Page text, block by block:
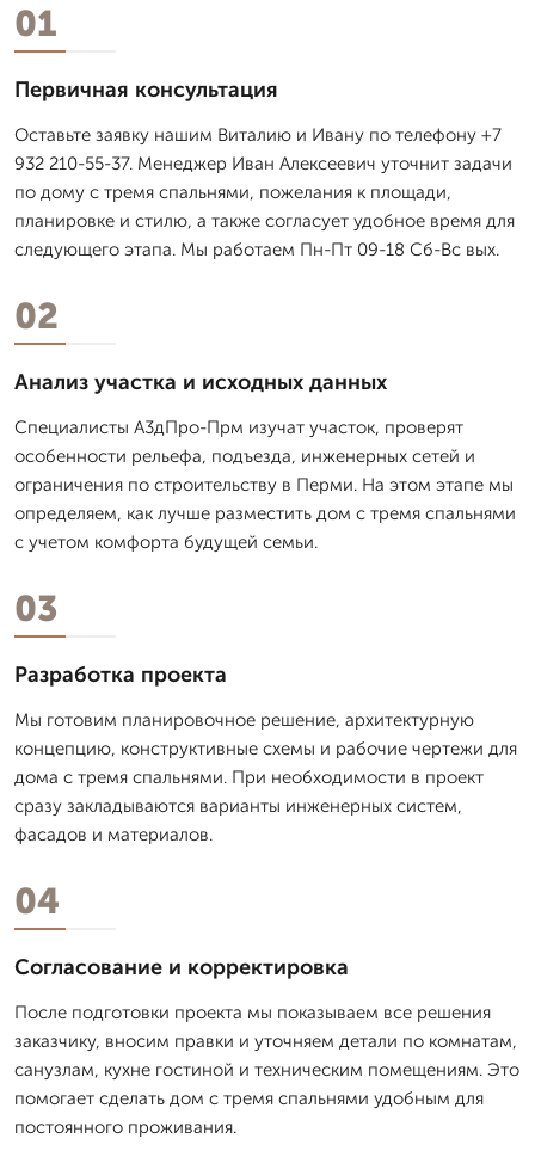
01
Первичная консультация
Оставьте заявку нашим Виталию и Ивану по телефону +7
932 210-55-37. Менеджер Иван Алексеевич уточнит задачи
по дому с тремя спальнями, пожелания к площади,
планировке и стилю, а также согласует удобное время для
следующего этапа. Мы работаем Пн-Пт 09-18 Сб-Вс вых.
02
Анализ участка и исходных данных
Специалисты А3дПро-Прм изучат участок, проверят
особенности рельефа, подъезда, инженерных сетей и
ограничения по строительству в Перми. На этом этапе мы
определяем, как лучше разместить дом с тремя спальнями
с учетом комфорта будущей семьи.
03
Разработка проекта
Мы готовим планировочное решение, архитектурную
концепцию, конструктивные схемы и рабочие чертежи для
дома с тремя спальнями. При необходимости в проект
сразу закладываются варианты инженерных систем,
фасадов и материалов.
04
Согласование и корректировка
После подготовки проекта мы показываем все решения
заказчику, вносим правки и уточняем детали по комнатам,
санузлам, кухне гостиной и техническим помещениям. Это
помогает сделать дом с тремя спальнями удобным для
постоянного проживания.